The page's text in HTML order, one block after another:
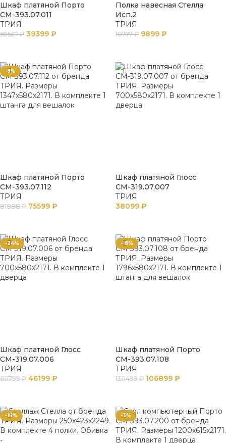
Шкаф платяной Порто
СМ-393.07.011
ТРИЯ
59537₽ 39399 ₽
Полка навесная Стелла
Исп.2
ТРИЯ
10777₽ 9899 ₽
-8%
Шкаф платяной Порто
СМ-393.07.112
ТРИЯ
81888₽ 75599 ₽
Шкаф платяной Глосс
СМ-319.07.007
ТРИЯ
38099 ₽
-24%
Шкаф платяной Глосс
СМ-319.07.006
ТРИЯ
60799₽ 46199 ₽
-18%
Шкаф платяной Порто
СМ-393.07.108
ТРИЯ
130499₽ 106899 ₽
-19% -3%